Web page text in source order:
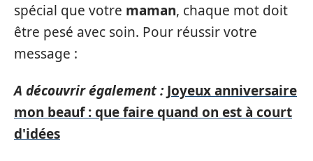
spécial que votre maman, chaque mot doit
être pesé avec soin. Pour réussir votre
message :
A découvrir également : Joyeux anniversaire
mon beauf : que faire quand on est à court
d'idées